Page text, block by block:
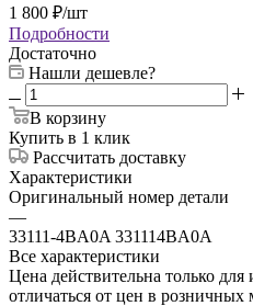
1 800 ₽/шт
Подробности
Достаточно
Нашли дешевле?
В корзину
Купить в 1 клик
Рассчитать доставку
Характеристики
Оригинальный номер детали
—
33111-4BA0A 331114BA0A
Все характеристики
Цена действительна только
отличаться от цен в розничных